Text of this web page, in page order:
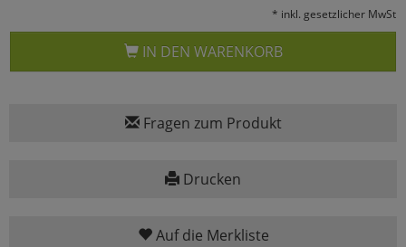
* inkl. gesetzlicher MwSt
IN DEN WARENKORB
Fragen zum Produkt
Drucken
Auf die Merkliste